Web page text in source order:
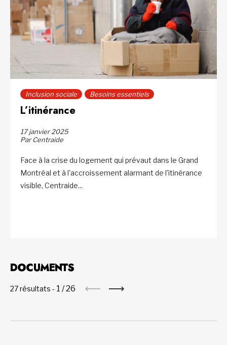
Inclusion sociale Besoins essentiels
L’itinérance
17 janvier 2025
Par Centraide
Face à la crise du logement qui prévaut dans le Grand
Montréal et à l'accroissement alarmant de l'itinérance
visible, Centraide...
DOCUMENTS
27 résultats - 1 /26